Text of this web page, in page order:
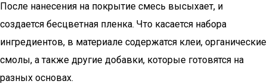
После нанесения на покрытие смесь высыхает, и
создается бесцветная пленка. Что касается набора
ингредиентов, в материале содержатся клеи, органические
смолы, а также другие добавки, которые готовятся на
разных основах.